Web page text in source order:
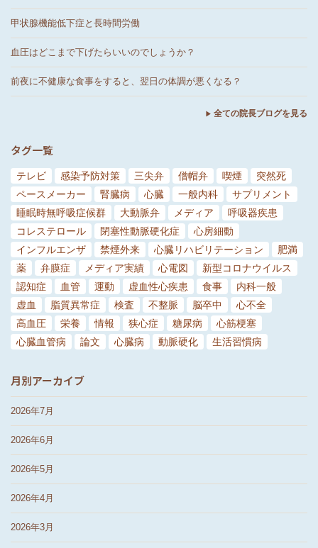
甲状腺機能低下症と長時間労働
血圧はどこまで下げたらいいのでしょうか？
前夜に不健康な食事をすると、翌日の体調が悪くなる？
全ての院長ブログを見る
タグ一覧
テレビ 感染予防対策 三尖弁 僧帽弁 喫煙
突然死
ペースメーカー
腎臓病 心臓 一般内科
サプリメント
睡眠時無呼吸症候群
大動脈弁 メディア
呼吸器疾患
コレステロール
閉塞性動脈硬化症
心房細動
インフルエンザ
禁煙外来 心臓リハビリテーション
肥満
薬
弁膜症 メディア実績 心電図
新型コロナウイルス
認知症
血管 運動 虚血性心疾患 食事
内科一般
虚血
脂質異常症 検査 不整脈 脳卒中
心不全
高血圧
栄養 情報 狭心症 糖尿病
心筋梗塞
心臓血管病
論文 心臓病 動脈硬化 生活習慣病
月別アーカイブ
2026年7月
2026年6月
2026年5月
2026年4月
2026年3月